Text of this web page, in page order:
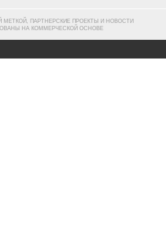
МЕТКОЙ, ПАРТНЕРСКИЕ ПРОЕКТЫ И НОВОСТИ
НА КОММЕРЧЕСКОЙ ОСНОВЕ